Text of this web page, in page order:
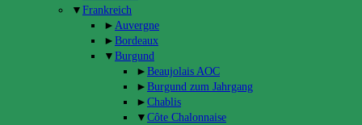
▼ Frankreich
► Auvergne
► Bordeaux
▼ Burgund
► Beaujolais AOC
► Burgund zum Jahrgang
► Chablis
▼ Côte Chalonnaise